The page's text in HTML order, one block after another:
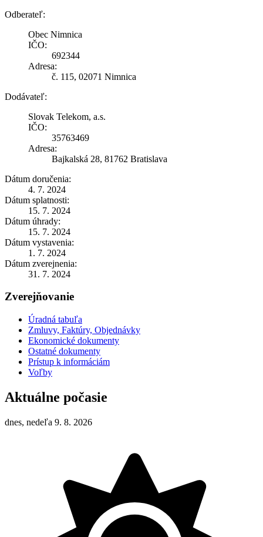
Odberateľ:
Obec Nimnica
IČO:
692344
Adresa:
č. 115, 02071 Nimnica
Dodávateľ:
Slovak Telekom, a.s.
IČO:
35763469
Adresa:
Bajkalská 28, 81762 Bratislava
Dátum doručenia:
4. 7. 2024
Dátum splatnosti:
15. 7. 2024
Dátum úhrady:
15. 7. 2024
Dátum vystavenia:
1. 7. 2024
Dátum zverejnenia:
31. 7. 2024
Zverejňovanie
Úradná tabuľa
Zmluvy, Faktúry, Objednávky
Ekonomické dokumenty
Ostatné dokumenty
Prístup k informáciám
Voľby
Aktuálne počasie
dnes, nedeľa 9. 8. 2026